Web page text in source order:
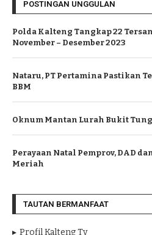
POSTINGAN UNGGULAN
Polda Kalteng Tangkap 22
November – Desember 2023
Nataru, PT Pertamina Pastikan
BBM
Oknum Mantan Lurah Bukit
Perayaan Natal Pemprov, DAD
Meriah
TAUTAN BERMANFAAT
Profil Kalteng Tv